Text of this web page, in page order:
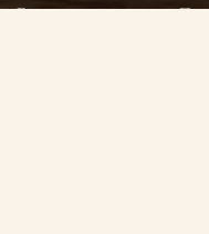
Все права защищены. При